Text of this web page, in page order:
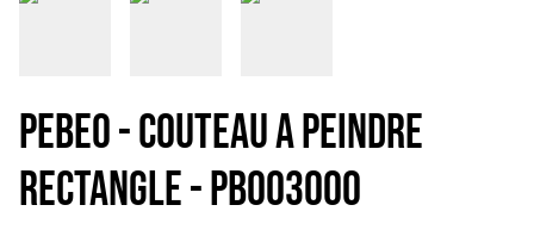
PEBEO - COUTEAU A PEINDRE
RECTANGLE - PB003000